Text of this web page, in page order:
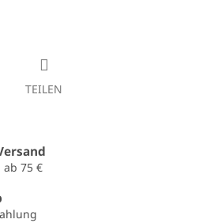
TEILEN
75 €